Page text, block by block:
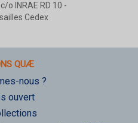
o INRAE RD 10 -
Cedex
QUÆ
nous ?
ouvert